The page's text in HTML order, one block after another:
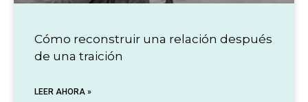
Cómo reconstruir una relación después
de una traición
LEER AHORA »